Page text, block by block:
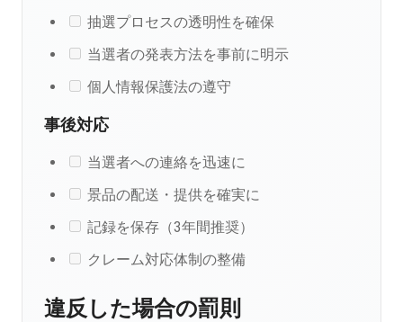
抽選プロセスの透明性を確保
当選者の発表方法を事前に明示
個人情報保護法の遵守
事後対応
当選者への連絡を迅速に
景品の配送・提供を確実に
記録を保存（3年間推奨）
クレーム対応体制の整備
違反した場合の罰則